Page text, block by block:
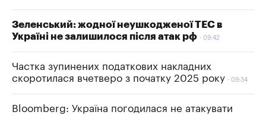
Зеленський: жодної неушкодженої ТЕС в
Україні не залишилося після атак рф
09:42
Частка зупинених податкових накладних
скоротилася вчетверо з початку 2025 року
09:34
Bloomberg: Україна погодилася не атакувати